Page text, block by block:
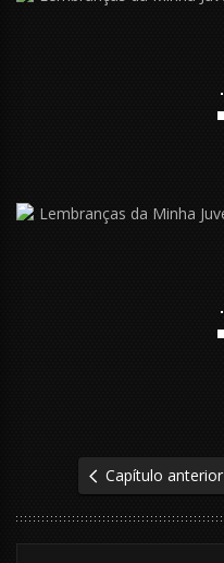
Capítulo anterior